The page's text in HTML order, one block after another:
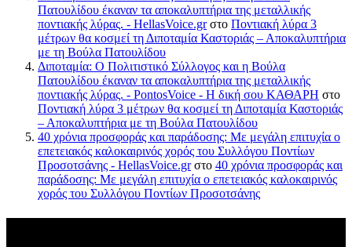
Πατουλίδου έκαναν τα αποκαλυπτήρια της μεταλλικής
ποντιακής λύρας. - HellasVoice.grστο Ποντιακή λύρα 3
μέτρων θα κοσμεί τη Διποταμία Καστοριάς – Αποκαλυπτήρια
με τη Βούλα Πατουλίδου
Διποταμία: Ο Πολιτιστικό Σύλλογος και η Βούλα
Πατουλίδου έκαναν τα αποκαλυπτήρια της μεταλλικής
ποντιακής λύρας. - PontosVoice - H δική σου ΚΑΘΑΡΗ στο
Ποντιακή λύρα 3 μέτρων θα κοσμεί τη Διποταμία Καστοριάς
– Αποκαλυπτήρια με τη Βούλα Πατουλίδου
40 χρόνια προσφοράς και παράδοσης: Με μεγάλη επιτυχία ο
επετειακός καλοκαιρινός χορός του Συλλόγου Ποντίων
Προσοτσάνης - HellasVoice.grστο 40 χρόνια προσφοράς και
παράδοσης: Με μεγάλη επιτυχία ο επετειακός καλοκαιρινός
χορός του Συλλόγου Ποντίων Προσοτσάνης